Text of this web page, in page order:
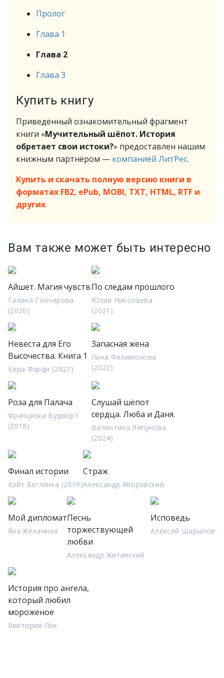
Пролог
Глава 1
Глава 2
Глава 3
Купить книгу
Приведённый ознакомительный фрагмент
книги «Мучительный шёпот. История
обретает свои истоки?» предоставлен нашим
книжным партнёром — компанией ЛитРес.
Купить и скачать полную версию книги в
форматах FB2, ePub, MOBI, TXT, HTML, RTF и
других
Вам также может быть интересно
Айшет. Магия чувств
Галина Гончарова
(2020)
По следам прошлого
Юлия Николаева
(2021)
Невеста для Его
Высочества. Книга 1
Кира Фарди (2021)
Запасная жена
Лина Филимонова
(2022)
Роза для Палача
Франциска Вудворт
(2018)
Слушай шёпот
сердца. Люба и Даня.
Валентина Ляпунова
(2024)
Финал истории
Кэйт Беглянка (2019)
Страж
Александр Яворовский
Мой дипломат
Яна Желанная
Песнь
торжествующей
любви
Александр Житинский
Исповедь
Алексей Шарыпов
История про ангела,
который любил
мороженое
Виктория Лик